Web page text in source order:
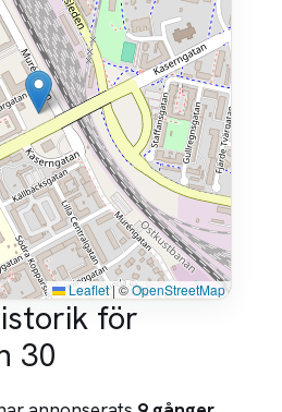
Leaflet|©OpenStreetMap
för
30